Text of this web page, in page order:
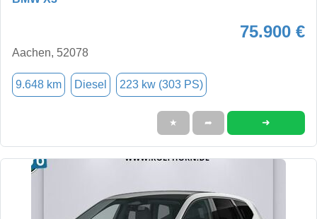
75.900 €
Aachen, 52078
9.648 km Diesel 223 kw (303 PS)
★ ➦ ➜